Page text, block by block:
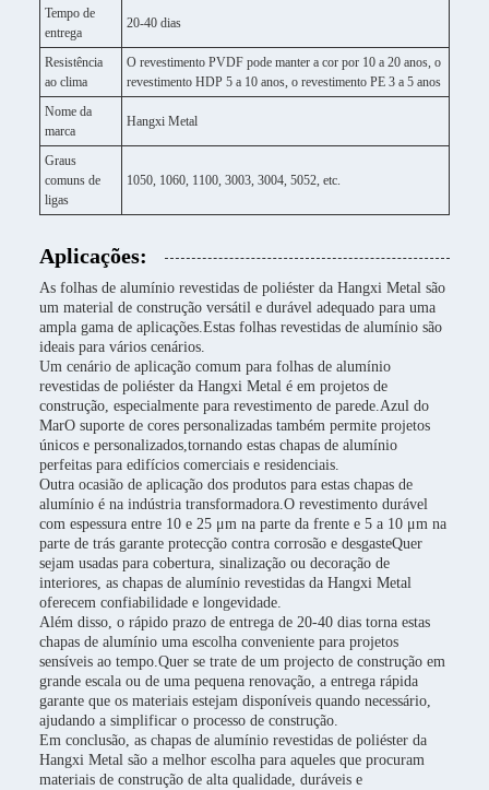
Tempo de
entrega
20-40 dias
Resistência
ao clima
O revestimento PVDF pode manter a cor por 10 a 20 anos, o
revestimento HDP 5 a 10 anos, o revestimento PE 3 a 5 anos
Nome da
marca
Hangxi Metal
Graus
comuns de
ligas
1050, 1060, 1100, 3003, 3004, 5052, etc.
Aplicações:
As folhas de alumínio revestidas de poliéster da Hangxi Metal são
um material de construção versátil e durável adequado para uma
ampla gama de aplicações.Estas folhas revestidas de alumínio são
ideais para vários cenários.
Um cenário de aplicação comum para folhas de alumínio
revestidas de poliéster da Hangxi Metal é em projetos de
construção, especialmente para revestimento de parede.Azul do
MarO suporte de cores personalizadas também permite projetos
únicos e personalizados,tornando estas chapas de alumínio
perfeitas para edifícios comerciais e residenciais.
Outra ocasião de aplicação dos produtos para estas chapas de
alumínio é na indústria transformadora.O revestimento durável
com espessura entre 10 e 25 μm na parte da frente e 5 a 10 μm na
parte de trás garante protecção contra corrosão e desgasteQuer
sejam usadas para cobertura, sinalização ou decoração de
interiores, as chapas de alumínio revestidas da Hangxi Metal
oferecem confiabilidade e longevidade.
Além disso, o rápido prazo de entrega de 20-40 dias torna estas
chapas de alumínio uma escolha conveniente para projetos
sensíveis ao tempo.Quer se trate de um projecto de construção em
grande escala ou de uma pequena renovação, a entrega rápida
garante que os materiais estejam disponíveis quando necessário,
ajudando a simplificar o processo de construção.
Em conclusão, as chapas de alumínio revestidas de poliéster da
Hangxi Metal são a melhor escolha para aqueles que procuram
materiais de construção de alta qualidade, duráveis e